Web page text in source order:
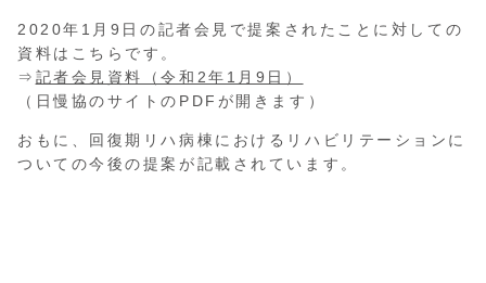
2020年1月9日の記者会見で提案されたことに対しての
資料はこちらです。
⇒ 記者会見資料（令和2年1月9日）
（日慢協のサイトのPDFが開きます）
おもに、回復期リハ病棟におけるリハビリテーションに
ついての今後の提案が記載されています。